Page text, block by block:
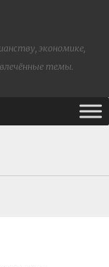
экономике,
темы.